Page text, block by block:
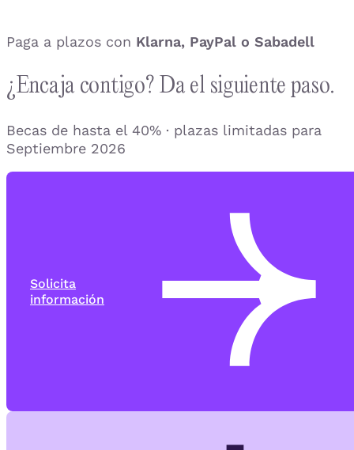
Paga a plazos con Klarna, PayPal o Sabadell
¿Encaja contigo? Da el siguiente paso.
Becas de hasta el 40% · plazas limitadas para
Septiembre 2026
Solicita
información